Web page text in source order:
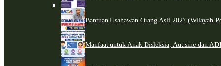
Bantuan Usahawan Orang Asli 2027 (Wilayah
Manfaat untuk Anak Disleksia, Autisme dan